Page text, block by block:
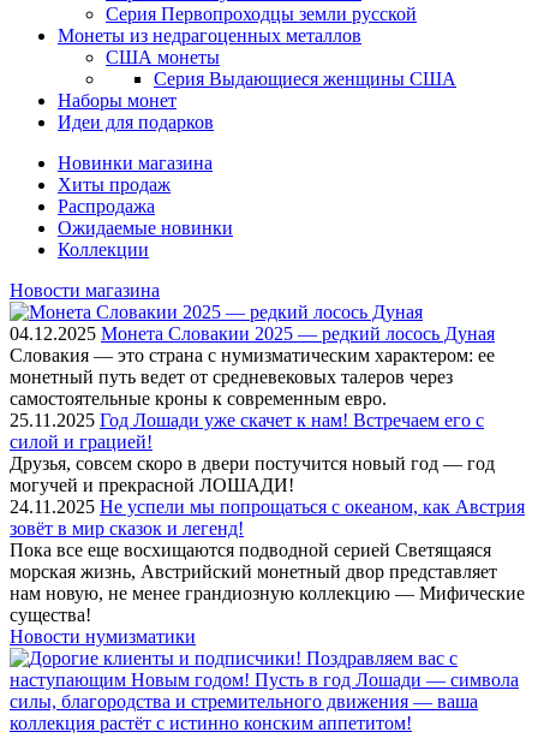
Серия Первопроходцы земли русской
Монеты из недрагоценных металлов
США монеты
Серия Выдающиеся женщины США
Наборы монет
Идеи для подарков
Новинки магазина
Хиты продаж
Распродажа
Ожидаемые новинки
Коллекции
Новости магазина
04.12.2025 Монета Словакии 2025 — редкий лосось Дуная
Словакия — это страна с нумизматическим характером: ее
монетный путь ведет от средневековых талеров через
самостоятельные кроны к современным евро.
25.11.2025 Год Лошади уже скачет к нам! Встречаем его с
силой и грацией!
Друзья, совсем скоро в двери постучится новый год — год
могучей и прекрасной ЛОШАДИ!
24.11.2025 Не успели мы попрощаться с океаном, как Австрия
зовёт в мир сказок и легенд!
Пока все еще восхищаются подводной серией Светящаяся
морская жизнь, Австрийский монетный двор представляет
нам новую, не менее грандиозную коллекцию — Мифические
существа!
Новости нумизматики